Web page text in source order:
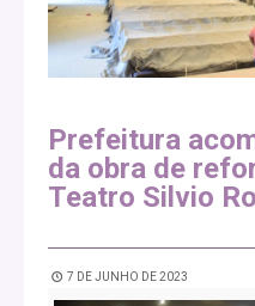
Prefeitura
da obra de
Teatro Silvio
7 DE JUNHO DE 2023